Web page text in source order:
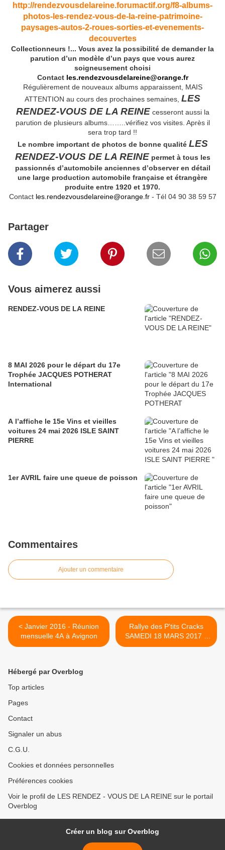
http://rendezvousdelareine.forumactif.org/f8-albums-
photos-les-rendez-vous-de-la-reine-patrimoine-
paysages-autos-2-roues-sorties-et-evenements-
decouvertes
Collectionneurs !... Vous avez la possibilité de demander la
parution d’un modèle d’un pays que vous aurez
soigneusement choisi
Contact les.rendezvousdelareine@orange.fr
Régulièrement de nouveaux albums apparaissent, MAIS
ATTENTION au cours des prochaines semaines, LES
RENDEZ-VOUS DE LA REINE cesseront aussi la
parution de plusieurs albums……..vérifiez vos visites. Après il
sera trop tard !!
Le nombre important de photos de bonne qualité LES
RENDEZ-VOUS DE LA REINEpermet à tous les
passionnés d’automobile anciennes d’observer en détail
une large production automobile française et étrangère
produite entre 1920 et 1970.
Contact les.rendezvousdelareine@orange.fr- Tél 04 90 38 59 57
Partager
Vous aimerez aussi
RENDEZ-VOUS DE LA REINE
8 MAI 2026 pour le départ du 17e
Trophée JACQUES POTHERAT
International
A l’affiche le 15e Vins et vieilles
voitures 24 mai 2026 ISLE SAINT
PIERRE
1er AVRIL faire une queue de poisson
Commentaires
Ajouter un commentaire
< Janvier 2016 - Réunion
mensuelle 4A à Avignon
Rallye des P'tits Cracks
SAMEDI 18 MARS 2017 à
Vaucresson (92) >
Hébergé par Overblog
Top articles
Pages
Contact
Signaler un abus
C.G.U.
Cookies et données personnelles
Préférences cookies
Voir le profil de LES RENDEZ - VOUS DE LA REINE sur le portail
Overblog
Créer un blog sur Overblog